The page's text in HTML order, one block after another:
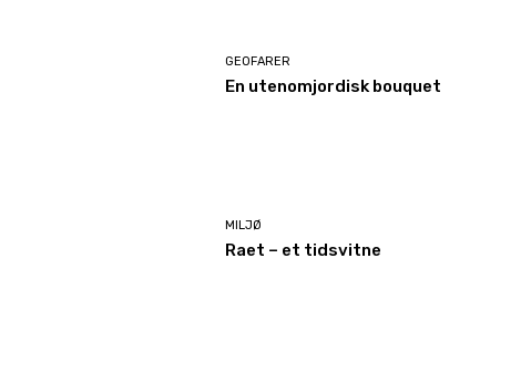
GEOFARER
En utenomjordisk bouquet
MILJØ
Raet – et tidsvitne